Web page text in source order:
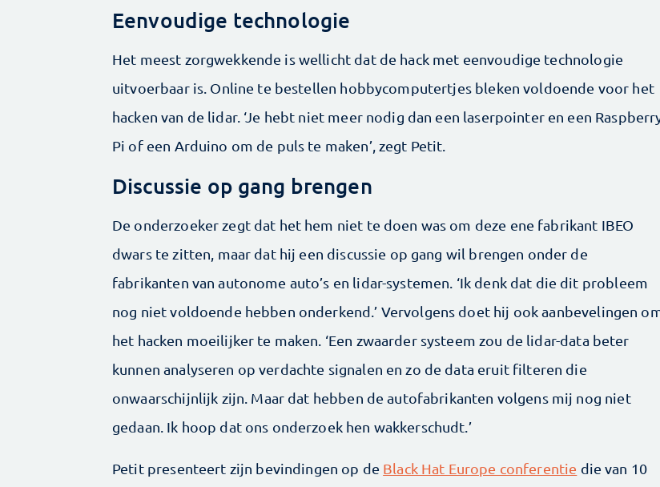
Eenvoudige technologie
Het meest zorgwekkende is wellicht dat de hack met eenvoudige technologie
uitvoerbaar is. Online te bestellen hobbycomputertjes bleken voldoende voor het
hacken van de lidar. ‘Je hebt niet meer nodig dan een laserpointer en een
Pi of een Arduino om de puls te maken’, zegt Petit.
Discussie op gang brengen
De onderzoeker zegt dat het hem niet te doen was om deze ene fabrikant IBEO
dwars te zitten, maar dat hij een discussie op gang wil brengen onder de
fabrikanten van autonome auto’s en lidar-systemen. ‘Ik denk dat die dit probleem
nog niet voldoende hebben onderkend.’ Vervolgens doet hij ook aanbevelingen
het hacken moeilijker te maken. ‘Een zwaarder systeem zou de lidar-data beter
kunnen analyseren op verdachte signalen en zo de data eruit filteren die
onwaarschijnlijk zijn. Maar dat hebben de autofabrikanten volgens mij nog niet
gedaan. Ik hoop dat ons onderzoek hen wakkerschudt.’
Petit presenteert zijn bevindingen op de Black Hat Europe conferentie die van 10